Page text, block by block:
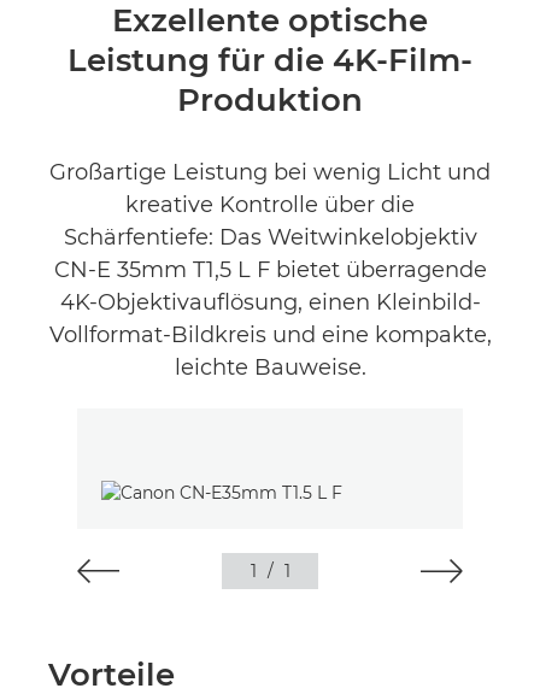
Produktbewertungen
Exzellente optische
Leistung für die 4K-Film-
Produktion
Großartige Leistung bei wenig Licht und
kreative Kontrolle über die
Schärfentiefe: Das Weitwinkelobjektiv
CN-E 35mm T1,5 L F bietet überragende
4K-Objektivauflösung, einen Kleinbild-
Vollformat-Bildkreis und eine kompakte,
leichte Bauweise.
1 / 1
Vorteile